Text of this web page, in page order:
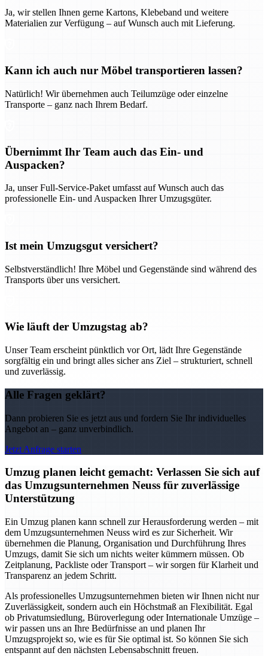
Ja, wir stellen Ihnen gerne Kartons, Klebeband und weitere
Materialien zur Verfügung – auf Wunsch auch mit Lieferung.
Kann ich auch nur Möbel transportieren lassen?
Natürlich! Wir übernehmen auch Teilumzüge oder einzelne
Transporte – ganz nach Ihrem Bedarf.
Übernimmt Ihr Team auch das Ein- und
Auspacken?
Ja, unser Full-Service-Paket umfasst auf Wunsch auch das
professionelle Ein- und Auspacken Ihrer Umzugsgüter.
Ist mein Umzugsgut versichert?
Selbstverständlich! Ihre Möbel und Gegenstände sind während des
Transports über uns versichert.
Wie läuft der Umzugstag ab?
Unser Team erscheint pünktlich vor Ort, lädt Ihre Gegenstände
sorgfältig ein und bringt alles sicher ans Ziel – strukturiert, schnell
und zuverlässig.
Alle Fragen geklärt?
Dann probieren Sie es jetzt aus und fordern Sie Ihr individuelles
Angebot an – ganz unverbindlich.
Jetzt Anfrage starten
Umzug planen leicht gemacht: Verlassen Sie sich auf
das Umzugsunternehmen Neuss für zuverlässige
Unterstützung
Ein Umzug planen kann schnell zur Herausforderung werden – mit
dem Umzugsunternehmen Neuss wird es zur Sicherheit. Wir
übernehmen die Planung, Organisation und Durchführung Ihres
Umzugs, damit Sie sich um nichts weiter kümmern müssen. Ob
Zeitplanung, Packliste oder Transport – wir sorgen für Klarheit und
Transparenz an jedem Schritt.
Als professionelles Umzugsunternehmen bieten wir Ihnen nicht nur
Zuverlässigkeit, sondern auch ein Höchstmaß an Flexibilität. Egal
ob Privatumsiedlung, Büroverlegung oder Internationale Umzüge –
wir passen uns an Ihre Bedürfnisse an und planen Ihr
Umzugsprojekt so, wie es für Sie optimal ist. So können Sie sich
entspannt auf den nächsten Lebensabschnitt freuen.